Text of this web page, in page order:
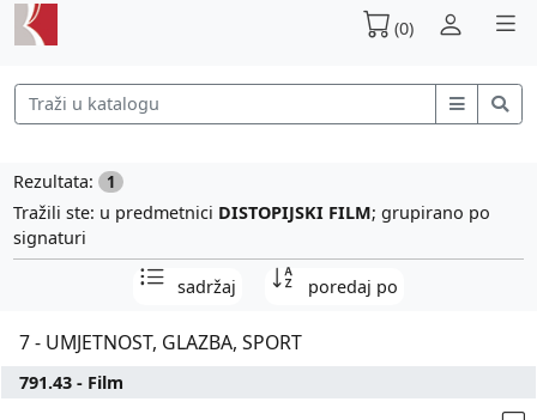
(0)
Rezultata: 1
Tražili ste: u predmetnici DISTOPIJSKI FILM; grupirano po
signaturi
sadržaj poredaj po
7 - UMJETNOST, GLAZBA, SPORT
791.43 - Film